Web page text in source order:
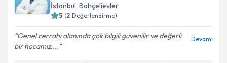
İstanbul, Bahçelievler
5 (2 Değerlendirme)
Genel cerrahi alanında çok bilgili güvenilir ve değerli
bir hocamız....
Devamı